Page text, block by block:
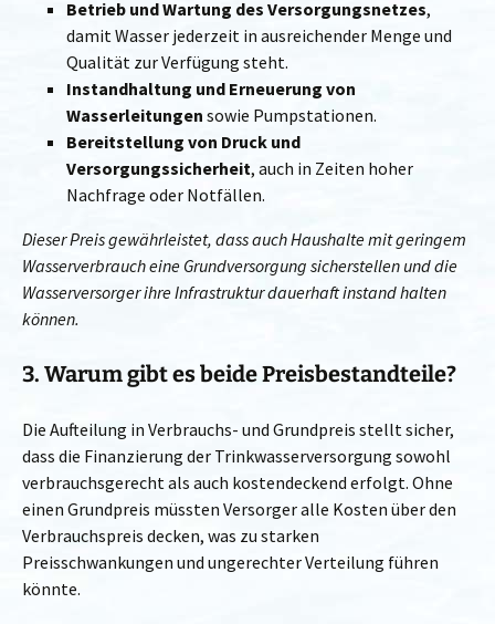
Betrieb und Wartung des Versorgungsnetzes,
damit Wasser jederzeit in ausreichender Menge und
Qualität zur Verfügung steht.
Instandhaltung und Erneuerung von
Wasserleitungen sowie Pumpstationen.
Bereitstellung von Druck und
Versorgungssicherheit, auch in Zeiten hoher
Nachfrage oder Notfällen.
Dieser Preis gewährleistet, dass auch Haushalte mit geringem
Wasserverbrauch eine Grundversorgung sicherstellen und die
Wasserversorger ihre Infrastruktur dauerhaft instand halten
können.
3. Warum gibt es beide Preisbestandteile?
Die Aufteilung in Verbrauchs- und Grundpreis stellt sicher,
dass die Finanzierung der Trinkwasserversorgung sowohl
verbrauchsgerecht als auch kostendeckend erfolgt. Ohne
einen Grundpreis müssten Versorger alle Kosten über den
Verbrauchspreis decken, was zu starken
Preisschwankungen und ungerechter Verteilung führen
könnte.